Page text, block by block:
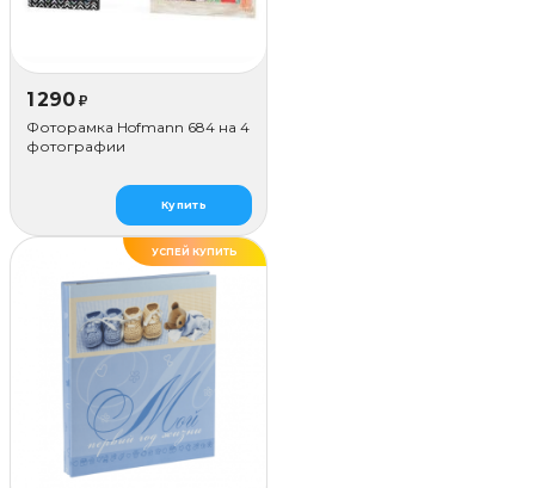
1 290 ₽
Фоторамка Hofmann 684 на 4
фотографии
Купить
УСПЕЙ КУПИТЬ